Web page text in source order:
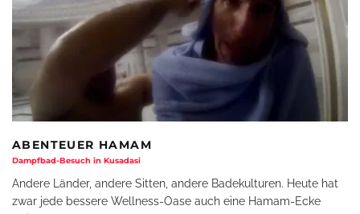
ABENTEUER HAMAM
Dampfbad-Besuch in Kusadasi
Andere Länder, andere Sitten, andere Badekulturen. Heute hat
zwar jede bessere Wellness-Oase auch eine Hamam-Ecke